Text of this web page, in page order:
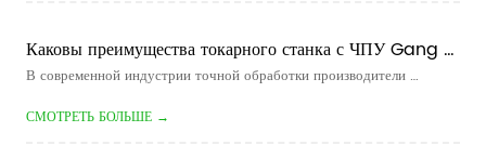
...
Каковы преимущества токарного станка с ЧПУ Gang
Type?
В современной индустрии точной обработки производители
и более низкие производственные затраты. Для обработки мелких
СМОТРЕТЬ БОЛЬШЕ →